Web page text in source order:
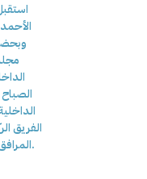
الفريق
المرافق وذلك بمناسبة زيارته للبلاد.